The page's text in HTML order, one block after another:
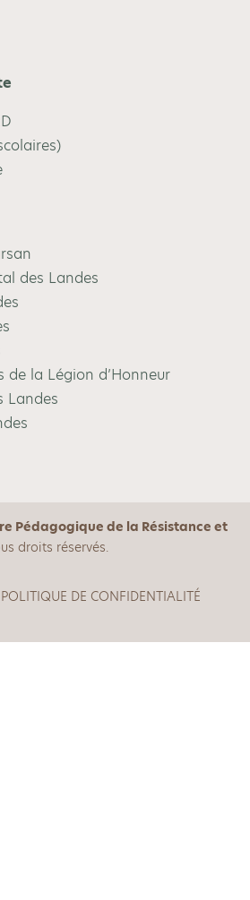
des Landes
de la Légion d’Honneur
Landes
Pédagogique de la Résistance et
droits réservés.
POLITIQUE DE CONFIDENTIALITÉ